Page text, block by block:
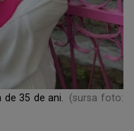
35 de ani.
(sursa foto: